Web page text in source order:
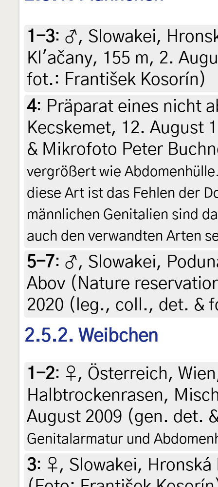
1-3: ♂, Slowakei,
Kl'ačany, 155 m, 2.
fot.: František Kosorín)
4: Präparat eines nicht
Kecskemet, 12. August
& Mikrofoto Peter
vergrößert wie
diese Art ist das Fehlen der
männlichen Genitalien sind
auch den verwandten Arten
5-7: ♂, Slowakei,
Abov (Nature
2020 (leg., coll., det. &
2.5.2. Weibchen
1-2: ♀, Österreich,
Halbtrockenrasen,
August 2009 (gen. det.
Genitalarmatur und
3: ♀, Slowakei, Hronská